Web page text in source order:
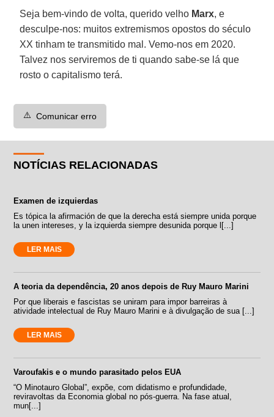
Seja bem-vindo de volta, querido velho Marx, e
desculpe-nos: muitos extremismos opostos do século
XX tinham te transmitido mal. Vemo-nos em 2020.
Talvez nos serviremos de ti quando sabe-se lá que
rosto o capitalismo terá.
⚠️ Comunicar erro
NOTÍCIAS RELACIONADAS
Examen de izquierdas
Es tópica la afirmación de que la derecha está siempre unida porque
la unen intereses, y la izquierda siempre desunida porque l[...]
LER MAIS
A teoria da dependência, 20 anos depois de Ruy Mauro Marini
Por que liberais e fascistas se uniram para impor barreiras à
atividade intelectual de Ruy Mauro Marini e à divulgação de sua [...]
LER MAIS
Varoufakis e o mundo parasitado pelos EUA
“O Minotauro Global”, expõe, com didatismo e profundidade,
reviravoltas da Economia global no pós-guerra. Na fase atual,
mun[...]